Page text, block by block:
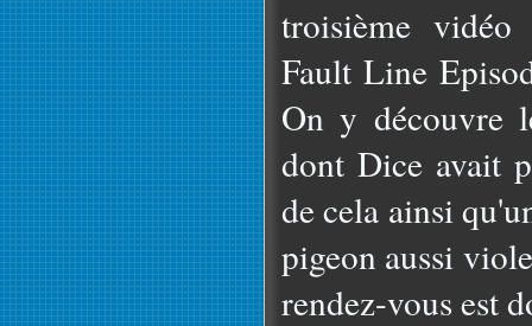
troisième
Fault Line
On y découvre
dont Dice avait
de cela ainsi
pigeon aussi
rendez-vous est